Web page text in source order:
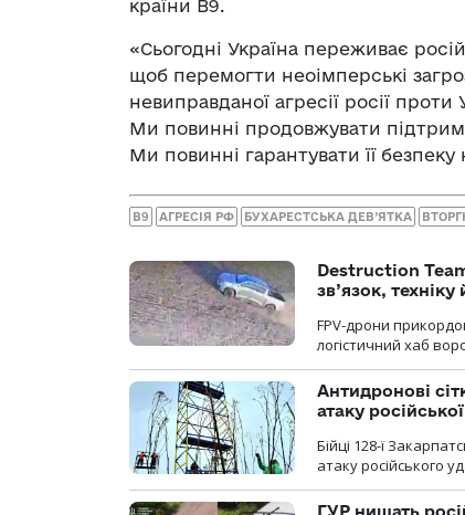
країни B9.
«Сьогодні Україна переживає
щоб перемогти неоімперські
невиправданої агресії росії
Ми повинні продовжувати
Ми повинні гарантувати її
B9 АГРЕСІЯ РФ БУХАРЕСТСЬКА ДЕВ’ЯТКА
Destruction
зв’язок,
FPV-дрони
логістичний хаб
Антидронові
атаку
Бійці 128-ї
атаку російського
ГУР нищать